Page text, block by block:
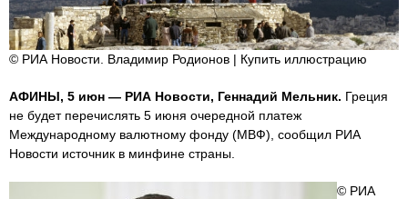
© РИА Новости. Владимир Родионов | Купить иллюстрацию
АФИНЫ, 5 июн — РИА Новости, Геннадий Мельник. Греция
не будет перечислять 5 июня очередной платеж
Международному валютному фонду (МВФ), сообщил РИА
Новости источник в минфине страны.
© РИА